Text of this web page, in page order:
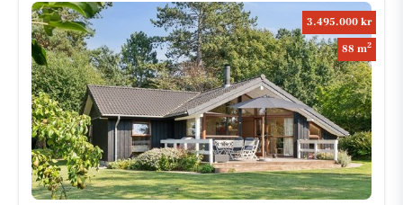
3.495.000 kr
88 m2